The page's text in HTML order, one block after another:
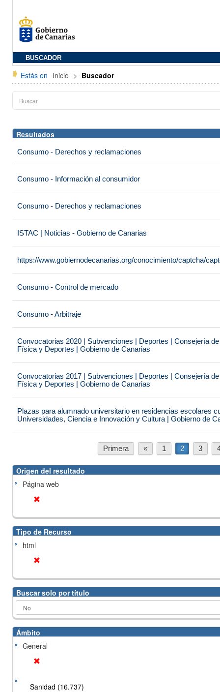
BUSCADOR
Estás en Inicio > Buscador
Resultados
Consumo - Derechos y reclamaciones
Consumo - Información al consumidor
Consumo - Derechos y reclamaciones
ISTAC | Noticias - Gobierno de Canarias
https://www.gobiernodecanarias.org/conocimiento/captcha/
Consumo - Control de mercado
Consumo - Arbitraje
Convocatorias 2020 | Subvenciones | Deportes | Consejería
Física y Deportes | Gobierno de Canarias
Convocatorias 2017 | Subvenciones | Deportes | Consejería
Física y Deportes | Gobierno de Canarias
Plazas para alumnado universitario en residencias escolares
Universidades, Ciencia e Innovación y Cultura | Gobierno de
Primera « 1 2 3
Origen del resultado
Página web
Tipo de Recurso
html
Buscar solo por título
Ámbito
General
Sanidad (16.737)